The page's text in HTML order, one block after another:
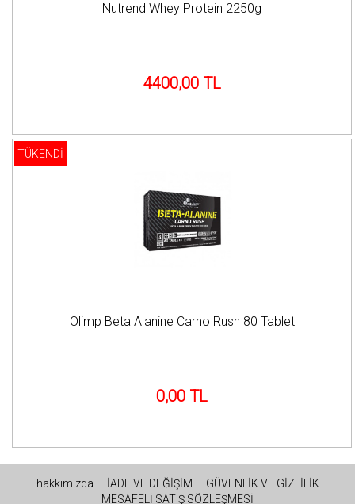
Nutrend Whey Protein 2250g
4400,00 TL
TÜKENDİ
Olimp Beta Alanine Carno Rush 80 Tablet
0,00 TL
hakkımızda İADE VE DEĞİŞİM
GÜVENLİK VE GİZLİLİK
MESAFELİ SATIŞ SÖZLEŞMESİ